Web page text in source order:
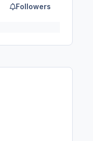
Followers